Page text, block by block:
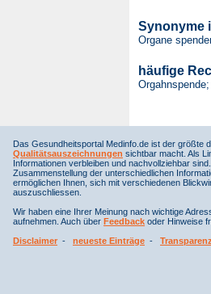
Synonyme
Organe
häufige
Das Gesundheitsportal Medinfo.de ist der größte
Qualitätsauszeichnungen sichtbar macht. Als
Informationen verbleiben und nachvollziehbar
Zusammenstellung der unterschiedlichen
ermöglichen Ihnen, sich mit verschiedenen
auszuschliessen.
Wir haben eine Ihrer Meinung nach wichtige
aufnehmen. Auch über Feedback oder Hinweise
Disclaimer - neueste Einträge -